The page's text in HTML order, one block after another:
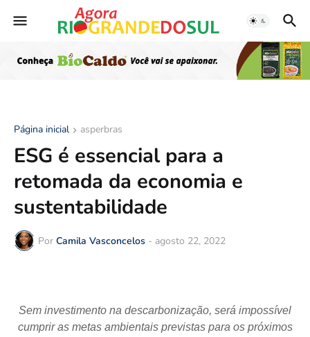
Página inicial asperbras
ESG é essencial para a
retomada da economia e
sustentabilidade
Por Camila Vasconcelos - agosto 22, 2022
Sem investimento na descarbonização, será impossível
cumprir as metas ambientais previstas para os próximos